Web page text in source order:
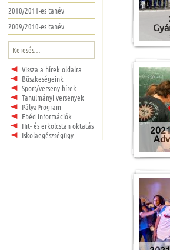
2010/2011-es tanév
2009/2010-es tanév
Keresés:
Vissza a hírek oldalra
Büszkeségeink
Sport/verseny hírek
Tanulmányi versenyek
PályaProgram
Ebéd információk
Hit- és erkölcstan oktatás
Iskolaegészségügy